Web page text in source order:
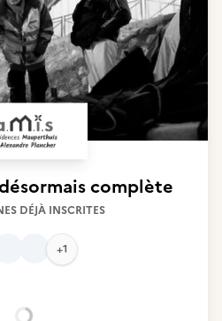
complète
DÉJÀ INSCRITES
+1